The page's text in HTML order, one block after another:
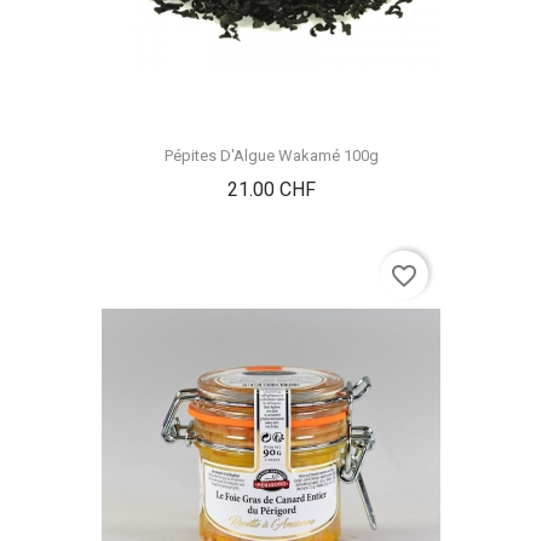
Pépites D'Algue Wakamé 100g
21.00 CHFPrix
favorite_border